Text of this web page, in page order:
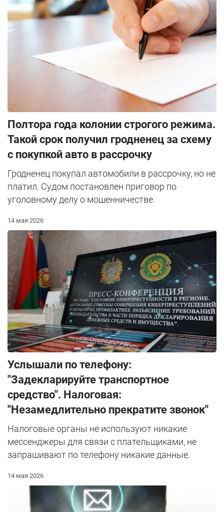
Полтора года колонии строгого режима.
Такой срок получил гродненец за схему
с покупкой авто в рассрочку
Гродненец покупал автомобили в рассрочку, но не
платил. Судом постановлен приговор по
уголовному делу о мошенничестве.
14 мая 2026
Услышали по телефону:
"Задекларируйте транспортное
средство". Налоговая:
"Незамедлительно прекратите звонок"
Налоговые органы не используют никакие
мессенджеры для связи с плательщиками, не
запрашивают по телефону никакие данные.
14 мая 2026